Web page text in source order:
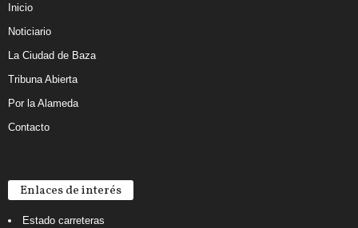
Inicio
Noticiario
La Ciudad de Baza
Tribuna Abierta
Por la Alameda
Contacto
Enlaces de interés
Estado carreteras